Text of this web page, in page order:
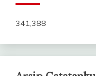
341,388